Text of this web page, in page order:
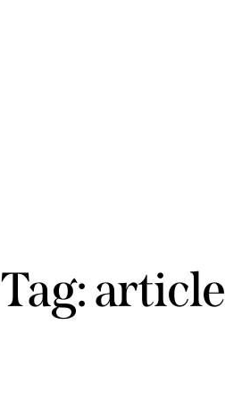
Tag: article